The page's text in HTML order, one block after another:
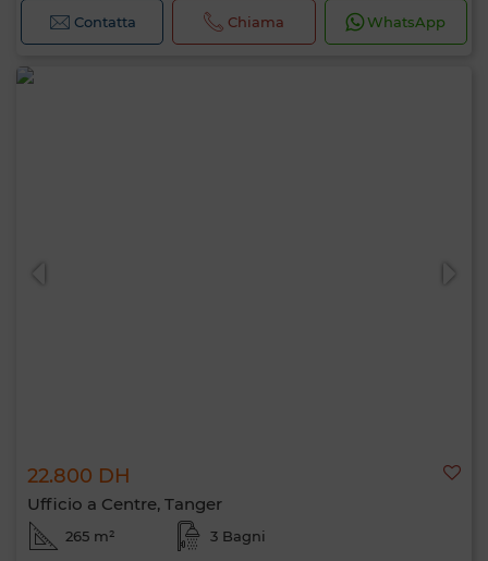
Contatta Chiama WhatsApp
22.800 DH
Ufficio a Centre, Tanger
265 m² 3 Bagni